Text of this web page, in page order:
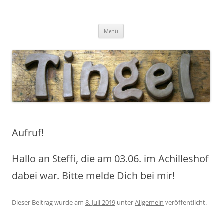
Menü
Aufruf!
Hallo an Steffi, die am 03.06. im Achilleshof
dabei war. Bitte melde Dich bei mir!
Dieser Beitrag wurde am 8. Juli 2019 unterAllgemein veröffentlicht.